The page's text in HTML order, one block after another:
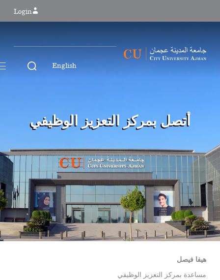
Login
English
أتصل بمركز التعزيز الوظيفي
هيفا فيصل
مساعدة بمركز التعزيز الوظيفي